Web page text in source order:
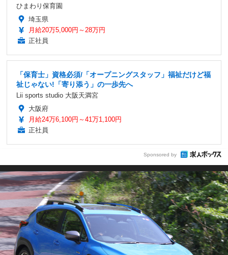
ひまわり保育園
埼玉県
月給20万5,000円～28万円
正社員
「保育士」資格必須/「オープニングスタッフ」福祉だけど福
祉じゃない!「寄り添う」の一歩先へ
Lii sports studio 大阪天満宮
大阪府
月給24万6,100円～41万1,100円
正社員
Sponsored by